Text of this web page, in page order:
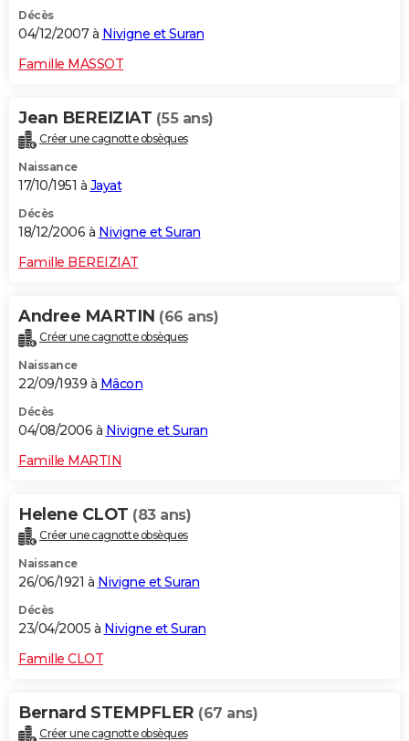
Décès
04/12/2007 à Nivigne et Suran
Famille MASSOT
Jean BEREIZIAT (55 ans)
Créer une cagnotte obsèques
Naissance
17/10/1951 à Jayat
Décès
18/12/2006 à Nivigne et Suran
Famille BEREIZIAT
Andree MARTIN (66 ans)
Créer une cagnotte obsèques
Naissance
22/09/1939 à Mâcon
Décès
04/08/2006 à Nivigne et Suran
Famille MARTIN
Helene CLOT (83 ans)
Créer une cagnotte obsèques
Naissance
26/06/1921 à Nivigne et Suran
Décès
23/04/2005 à Nivigne et Suran
Famille CLOT
Bernard STEMPFLER (67 ans)
Créer une cagnotte obsèques